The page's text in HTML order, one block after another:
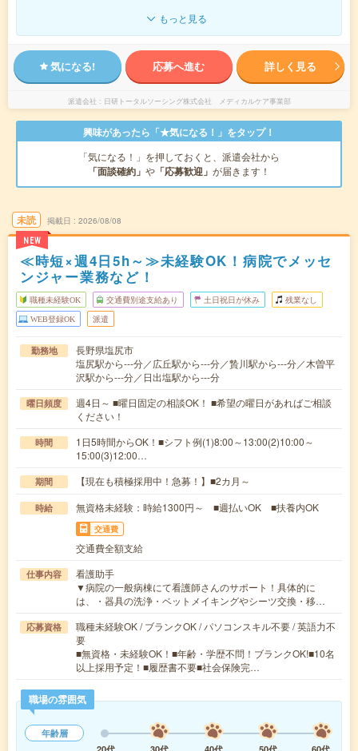
もっと見る
気になる! 応募へ進む 詳しく見る
派遣会社 日研トータルソーシング株式会社 メディカルケア事業部
興味があったら「★気になる！」をタップ！
「気になる！」を押しておくと、派遣会社から
「面談確約」 や 「応募歓迎」 が届きます！
未読
NEW
掲載日 2026/08/08
≪時短×週4日5h～≫未経験OK！病院でメッセ
ンジャー業務など！
職種未経験OK 交通費別途支給あり 土日祝日が休み 残業なし
WEB登録OK 派遣
勤務地
長野県塩尻市
塩尻駅から---分／広丘駅から---分／贄川駅から---分／木曽平
沢駅から---分／日出塩駅から---分
曜日頻度
週4日～ ■曜日固定の相談OK！ ■希望の曜日があればご相談
ください！
時間
1日5時間からOK！■シフト例(1)8:00～13:00(2)10:00～
15:00(3)12:00…
期間 【現在も積極採用中！急募！】■2カ月～
時給 無資格未経験：時給1300円～ ■週払いOK ■扶養内OK
交通費
交通費全額支給
仕事内容
看護助手
▼病院の一般病棟にて看護師さんのサポート！具体的に
は、・器具の洗浄・ベットメイキングやシーツ交換・移…
応募資格
職種未経験OK / ブランクOK / パソコンスキル不要 / 英語力不
要
■無資格・未経験OK！■年齢・学歴不問！ブランクOK!■10名
以上採用予定！■履歴書不要■社会保険完…
職場の雰囲気
年齢層